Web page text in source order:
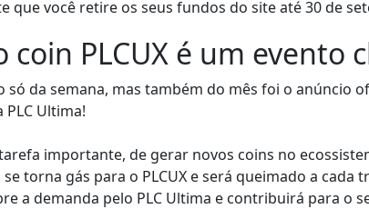
que você retire os seus fundos do site até 30 de
PLCUX é um evento
da semana, mas também do mês foi o anúncio
Ultima!
importante, de gerar novos coins no
se torna gás para o PLCUX e será queimado a
a demanda pelo PLC Ultima e contribuirá para o